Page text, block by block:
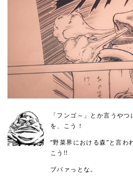
「フンゴ～」とか言うや
を、こう！
“野菜界における森”と言わ
こう!!
ブバァっとな。